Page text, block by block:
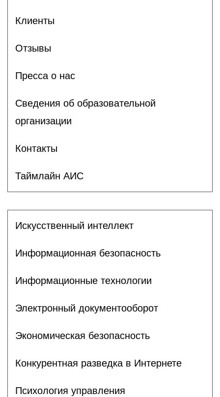
Клиенты
Отзывы
Пресса о нас
Сведения об образовательной
организации
Контакты
Таймлайн АИС
Искусственный интеллект
Информационная безопасность
Информационные технологии
Электронный документооборот
Экономическая безопасность
Конкурентная разведка в Интернете
Психология управления